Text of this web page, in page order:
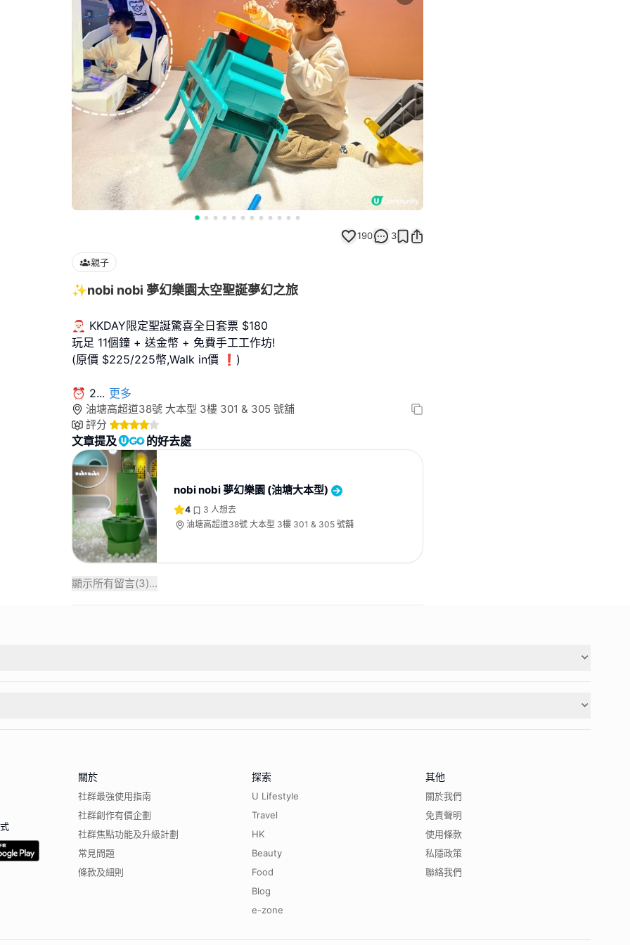
190 3
親子
✨nobi nobi 夢幻樂園太空聖誕夢幻之旅
🎅🏻 KKDAY限定聖誕驚喜全日套票 $180
玩足 11個鐘 + 送金幣 + 免費手工工作坊!
(原價 $225/225幣,Walk in價 ❗)
⏰ 2... 更多
油塘高超道38號 大本型 3樓 301 & 305 號舖
評分
文章提及 的好去處
nobi nobi 夢幻樂園 (油塘大本型)
4 3 人想去
油塘高超道38號 大本型 3樓 301 & 305 號舖
顯示所有留言(3)...
關於
社群最強使用指南
社群創作有價企劃
社群焦點功能及升級計劃
常見問題
條款及細則
探索
U Lifestyle
Travel
HK
Beauty
Food
Blog
e-zone
其他
關於我們
免責聲明
使用條款
私隱政策
聯絡我們